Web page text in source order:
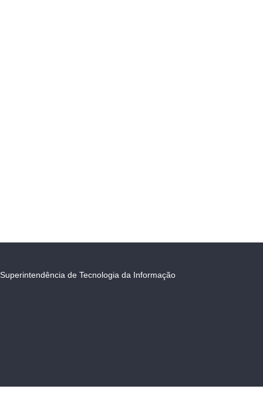
Superintendência de Tecnologia da Informação